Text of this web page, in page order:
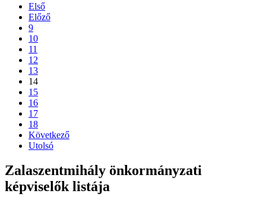
Első
Előző
9
10
11
12
13
14
15
16
17
18
Következő
Utolsó
Zalaszentmihály önkormányzati
képviselők listája